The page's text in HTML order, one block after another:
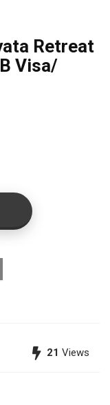
Retreat
Visa/
21 Views